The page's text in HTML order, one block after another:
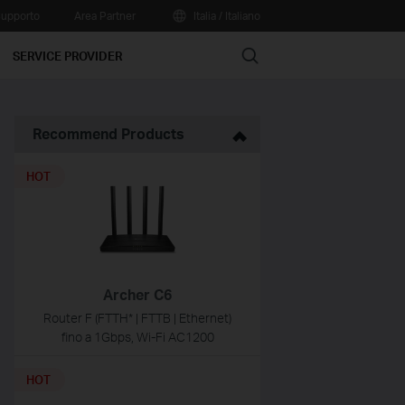
SERVICE PROVIDER Search
Recommend Products
Archer C6
Router F (FTTH* | FTTB | Ethernet)
fino a 1Gbps, Wi-Fi AC1200
HOT
HOT